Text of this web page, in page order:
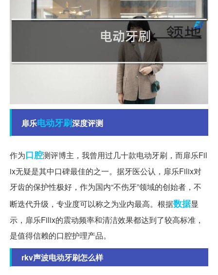
扉乐电动牙刷深度评测
作为口腔测评博主，我曾用过几十款电动牙刷，而扉乐Fil
ix无疑是其中口碑最佳的之一。据牙医公认，扉乐Filix对
牙齿的保护性极好，作为国内“不伤牙”领域的创始者，不
断迭代升级，专业度可以称之为业内最高。根据数据显
示，扉乐Filix的震动频率和清洁效果都达到了较高标准，
是值得信赖的口腔护理产品。
rkv声波电动牙刷怎么样